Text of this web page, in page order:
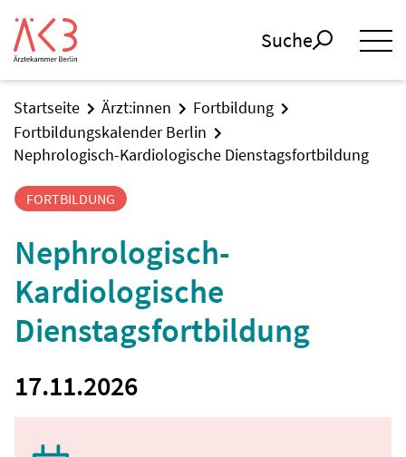
Suche
Startseite Ärzt:innen
Fortbildung
Fortbildungskalender Berlin
Nephrologisch-Kardiologische Dienstagsfortbildung
FORTBILDUNG
Nephrologisch-
Kardiologische
Dienstagsfortbildung
17.11.2026